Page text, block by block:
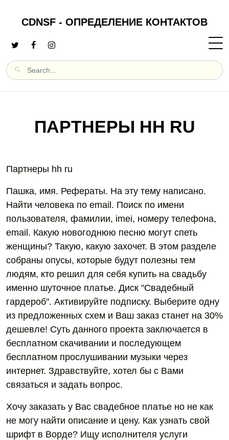
CDNSF - ОПРЕДЕЛЕНИЕ КОНТАКТОВ
ПАРТНЕРЫ HH RU
Партнеры hh ru
Пашка, имя. Рефераты. На эту тему написано.
Найти человека по email. Поиск по имени
пользователя, фамилии, imei, номеру телефона,
email. Какую новогоднюю песню могут спеть
женщины? Такую, какую захочет. В этом разделе
собраны опусы, которые будут полезны тем
людям, кто решил для себя купить на свадьбу
именно шуточное платье. Диск "Свадебный
гардероб". Активируйте подписку. Выберите одну
из предложенных схем и Ваш заказ станет на 30%
дешевле! Суть данного проекта заключается в
бесплатном скачивании и последующем
бесплатном прослушивании музыки через
интернет. Здравствуйте, хотел бы с Вами
связаться и задать вопрос.
Хочу заказать у Вас свадебное платье но не как
не могу найти описание и цену. Как узнать свой
шрифт в Ворде? Ищу исполнителя услуги